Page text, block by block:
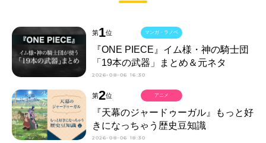
第1位
『ONE PIECE』イム様・神の騎士団
「19本の武器」まとめ＆元ネタ
2026-08-06 16:30
マンガ・ラノベ
第2位
『天幕のジャードゥーガル』もっと好
きになっちゃう歴史豆知識
2026-08-06 18:30
アニメ